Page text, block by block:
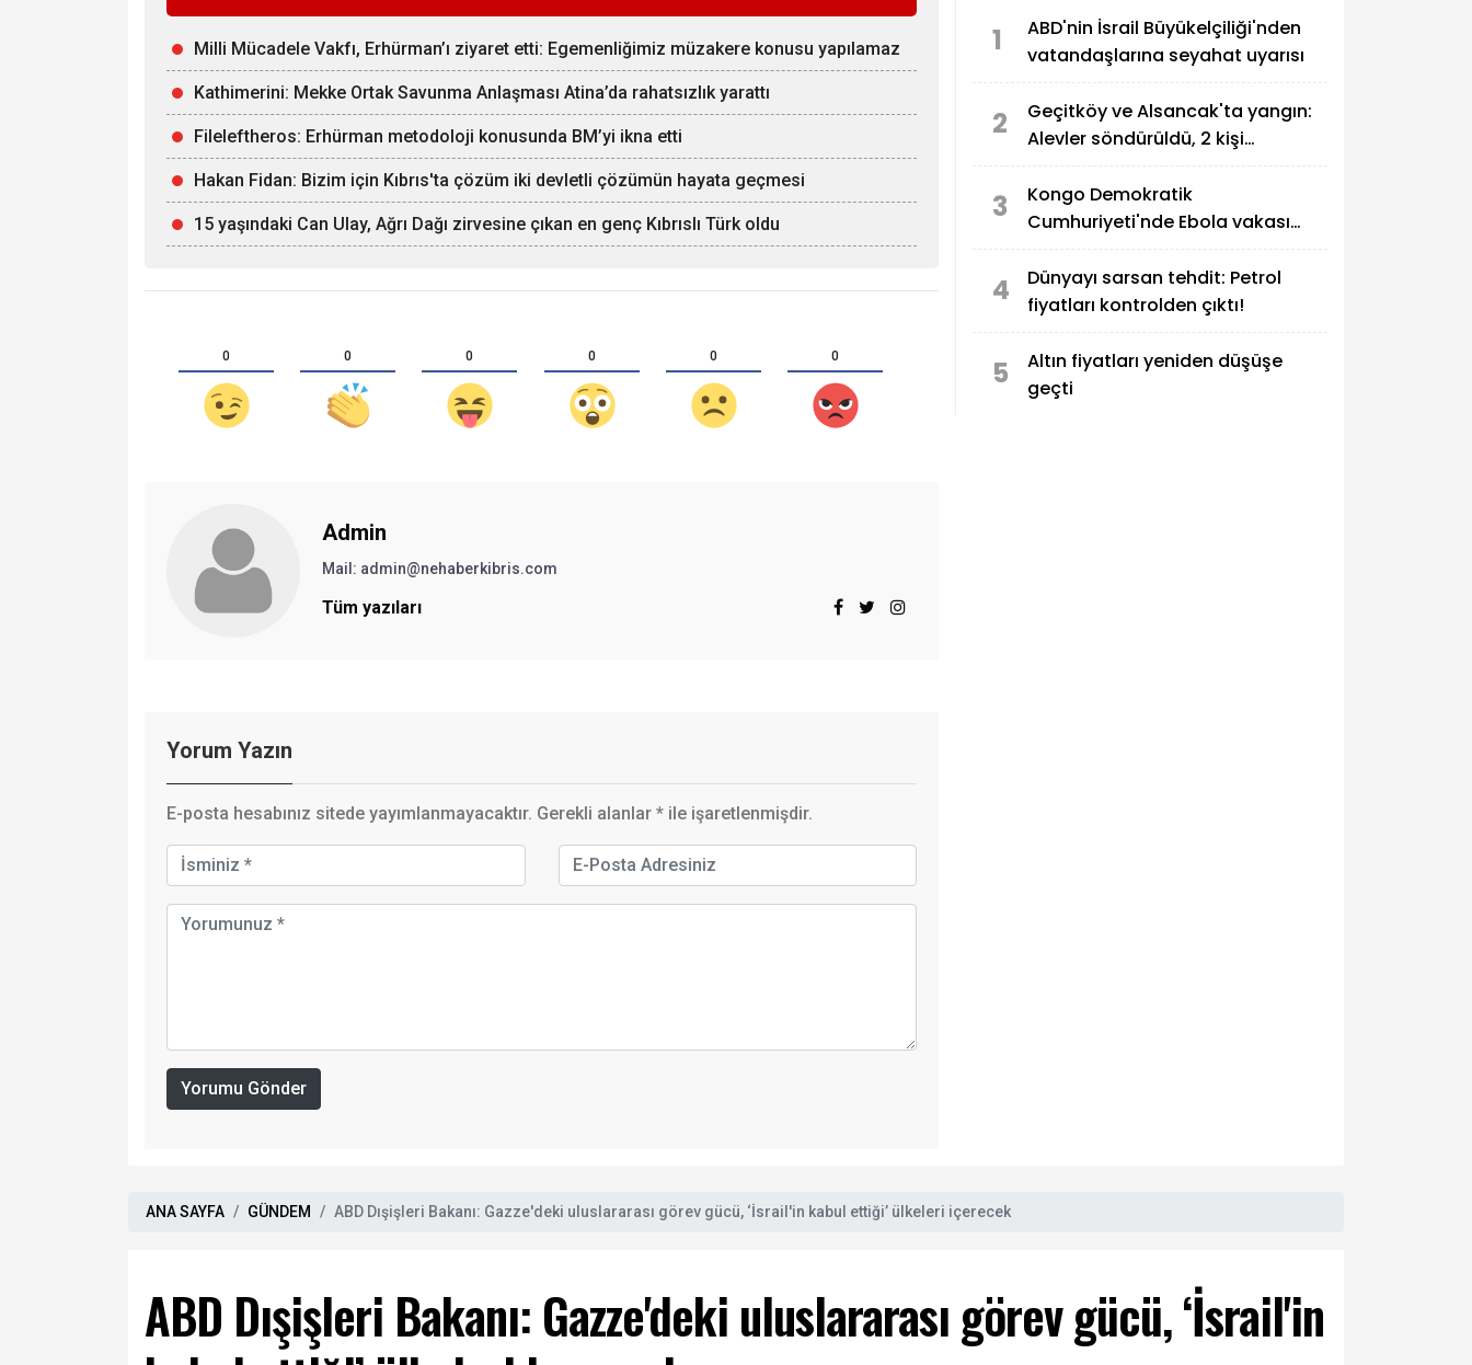
Milli Mücadele Vakfı, Erhürman’ı ziyaret etti: Egemenliğimiz müzakere konusu yapılamaz
Kathimerini: Mekke Ortak Savunma Anlaşması Atina’da rahatsızlık yarattı
Fileleftheros: Erhürman metodoloji konusunda BM’yi ikna etti
Hakan Fidan: Bizim için Kıbrıs'ta çözüm iki devletli çözümün hayata geçmesi
15 yaşındaki Can Ulay, Ağrı Dağı zirvesine çıkan en genç Kıbrıslı Türk oldu
0 0 0 0 0 0
Admin
Mail: admin@nehaberkibris.com
Tüm yazıları
Yorum Yazın
E-posta hesabınız sitede yayımlanmayacaktır. Gerekli alanlar * ile işaretlenmişdir.
Yorumu Gönder
1
ABD'nin İsrail Büyükelçiliği'nden
vatandaşlarına seyahat uyarısı
2
Geçitköy ve Alsancak'ta yangın:
Alevler söndürüldü, 2 kişi
3
Kongo Demokratik
Cumhuriyeti'nde Ebola vakası
4
Dünyayı sarsan tehdit: Petrol
fiyatları kontrolden çıktı!
5
Altın fiyatları yeniden düşüşe
geçti
ANA SAYFA GÜNDEM ABD Dışişleri Bakanı: Gazze'deki uluslararası görev gücü, ‘İsrail'in kabul ettiği’ ülkeleri içerecek
ABD Dışişleri Bakanı: Gazze'deki uluslararası görev gücü, ‘İsrail'in